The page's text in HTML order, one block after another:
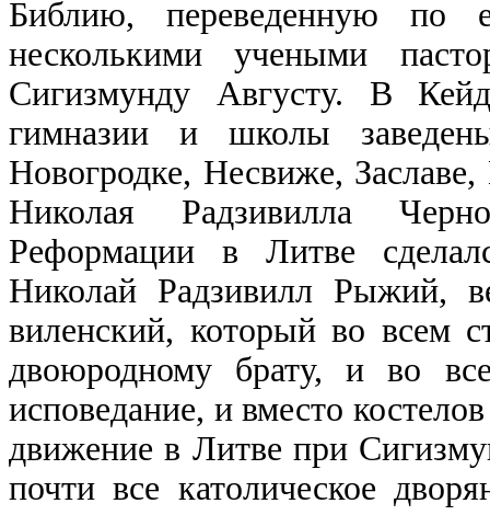
Библию, переведенную по
несколькими учеными
Сигизмунду Августу. В
гимназии и школы
Новогродке, Несвиже,
Николая Радзивилла
Реформации в Литве
Николай Радзивилл Рыжий,
виленский, который во всем
двоюродному брату, и во
исповедание, и вместо
движение в Литве при
почти все католическое